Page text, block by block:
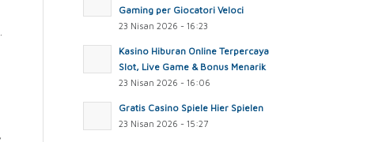
Gaming per Giocatori Veloci
23 Nisan 2026 - 16:23
Kasino Hiburan Online Terpercaya
Slot, Live Game & Bonus Menarik
23 Nisan 2026 - 16:06
Gratis Casino Spiele Hier Spielen
23 Nisan 2026 - 15:27